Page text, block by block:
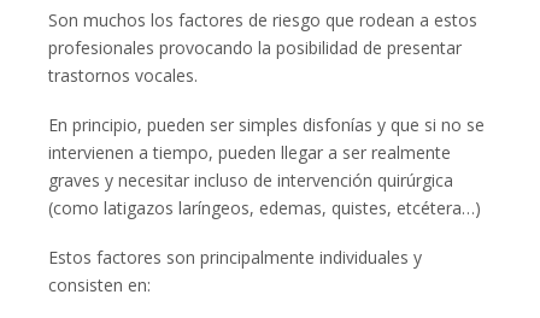
Son muchos los factores de riesgo que rodean a estos
profesionales provocando la posibilidad de presentar
trastornos vocales.
En principio, pueden ser simples disfonías y que si no se
intervienen a tiempo, pueden llegar a ser realmente
graves y necesitar incluso de intervención quirúrgica
(como latigazos laríngeos, edemas, quistes, etcétera…)
Estos factores son principalmente individuales y
consisten en: